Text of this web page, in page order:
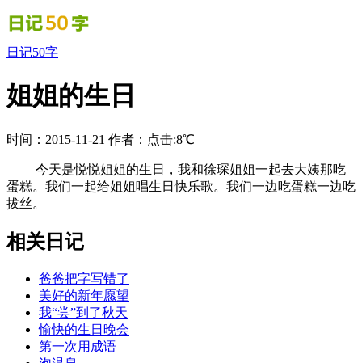
日记50字
姐姐的生日
时间：2015-11-21 作者： 点击:8℃
今天是悦悦姐姐的生日，我和徐琛姐姐一起去大姨那吃
蛋糕。我们一起给姐姐唱生日快乐歌。我们一边吃蛋糕一边吃
拔丝。
相关日记
爸爸把字写错了
美好的新年愿望
我“尝”到了秋天
愉快的生日晚会
第一次用成语